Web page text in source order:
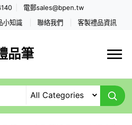
電郵sales@bpen.tw
小知識 聯絡我們 客製禮品資訊
品筆